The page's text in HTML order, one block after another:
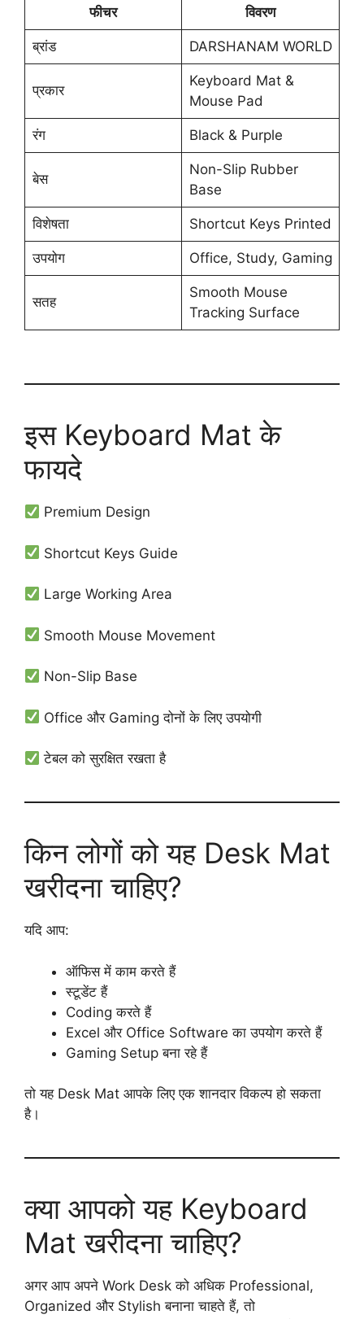
फीचर विवरण
ब्रांड DARSHANAM WORLD
प्रकार
Keyboard Mat &
Mouse Pad
रंग Black & Purple
बेस
Non-Slip Rubber
Base
विशेषता Shortcut Keys Printed
उपयोग Office, Study, Gaming
सतह
Smooth Mouse
Tracking Surface
इस Keyboard Mat के
फायदे
Premium Design
Shortcut Keys Guide
Large Working Area
Smooth Mouse Movement
Non-Slip Base
Office और Gaming दोनों के लिए उपयोगी
टेबल को सुरक्षित रखता है
किन लोगों को यह Desk Mat
खरीदना चाहिए?
यदि आप:
ऑफिस में काम करते हैं
स्टूडेंट हैं
Coding करते हैं
Excel और Office Software का उपयोग करते हैं
Gaming Setup बना रहे हैं
तो यह Desk Mat आपके लिए एक शानदार विकल्प हो सकता
है।
क्या आपको यह Keyboard
Mat खरीदना चाहिए?
अगर आप अपने Work Desk को अधिक Professional,
Organized और Stylish बनाना चाहते हैं, तो